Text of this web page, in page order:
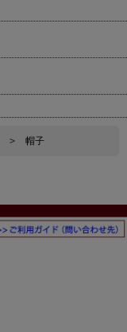
> 帽子